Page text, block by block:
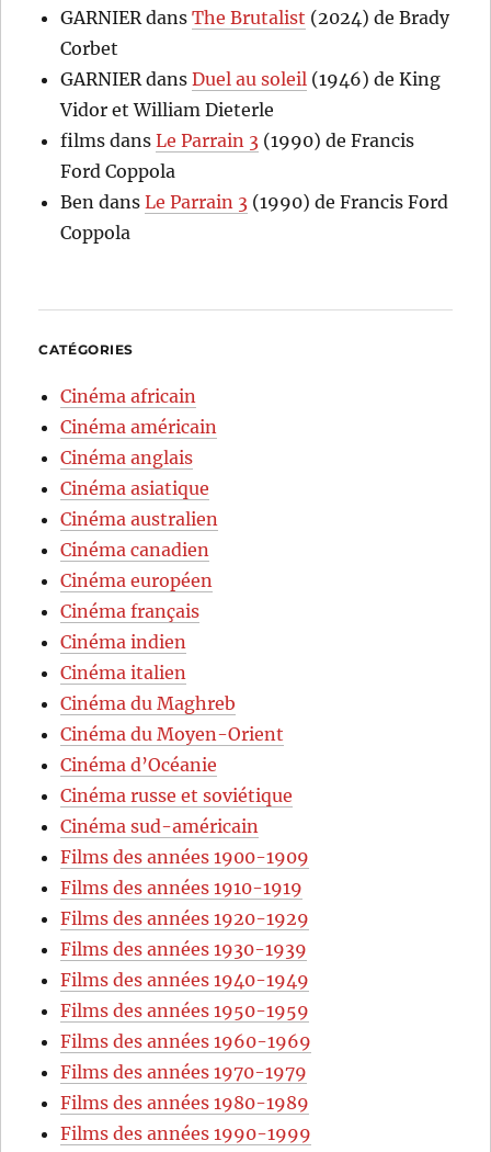
GARNIERdansThe Brutalist (2024) de Brady
Corbet
GARNIERdansDuel au soleil (1946) de King
Vidor et William Dieterle
films dansLe Parrain 3 (1990) de Francis
Ford Coppola
Ben dansLe Parrain 3 (1990) de Francis Ford
Coppola
CATÉGORIES
Cinéma africain
Cinéma américain
Cinéma anglais
Cinéma asiatique
Cinéma australien
Cinéma canadien
Cinéma européen
Cinéma français
Cinéma indien
Cinéma italien
Cinéma du Maghreb
Cinéma du Moyen-Orient
Cinéma d’Océanie
Cinéma russe et soviétique
Cinéma sud-américain
Films des années 1900-1909
Films des années 1910-1919
Films des années 1920-1929
Films des années 1930-1939
Films des années 1940-1949
Films des années 1950-1959
Films des années 1960-1969
Films des années 1970-1979
Films des années 1980-1989
Films des années 1990-1999